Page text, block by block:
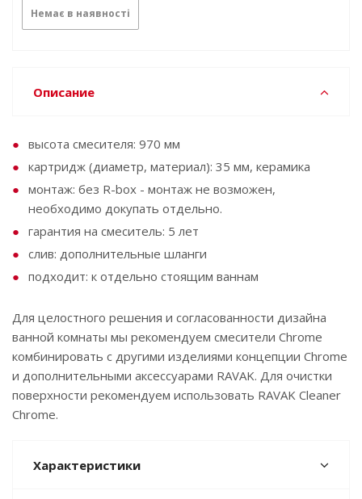
Немає в наявності
Описание
высота смесителя: 970 мм
картридж (диаметр, материал): 35 мм, керамика
монтаж: без R-box - монтаж не возможен,
необходимо докупать отдельно.
гарантия на смеситель: 5 лет
слив: дополнительные шланги
подходит: к отдельно стоящим ваннам
Для целостного решения и согласованности дизайна
ванной комнаты мы рекомендуем смесители Chrome
комбинировать с другими изделиями концепции Chrome
и дополнительными аксессуарами RAVAK. Для очистки
поверхности рекомендуем использовать RAVAK Cleaner
Chrome.
Характеристики